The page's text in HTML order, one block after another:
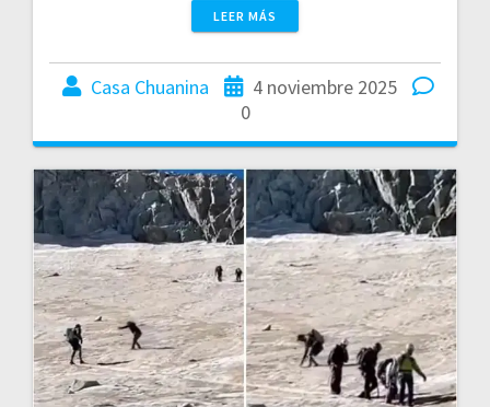
LEER MÁS
Casa Chuanina
4 noviembre 2025
0